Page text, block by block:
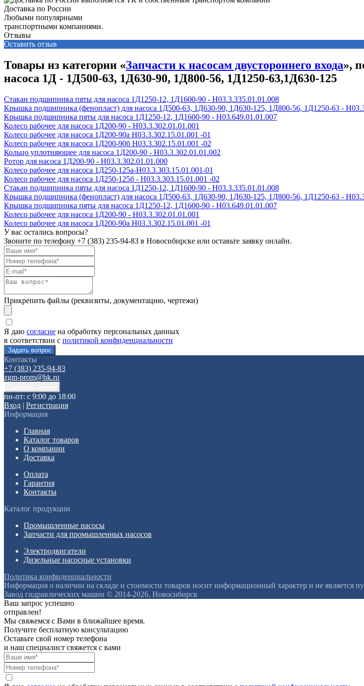
Доставка по России
Любыми популярными
транспортными компаниями.
Отзывы
Оставить отзыв
Товары из категории «Запчасти к насосам двустороннего входа»,
насоса 1Д - 1Д500-63, 1Д630-90, 1Д800-56, 1Д1250-63,1Д630-125
Стакан подшипника пяты для насоса 1Д1250-12, 1Д1600-90 - Н03.3.335.01.01.008
Крышка подшипника (фенопласт) для насоса 1Д500-63, 1Д630-90, 1Д630-125, 1Д800-56, 1Д1250-63 -
Крышка подшипника пяты для насоса 1Д1250-12, 1Д1600-90 - Н03.649.01.01.007
Колесо рабочее для насоса 1Д200-90 - H03.3.302.01.01.001
Колесо рабочее для насоса 1Д200-90а H03.3.302.15.01.001 -01
Колесо рабочее для насоса 1Д200-90б H03.3.302.15.01.001 -02
Кольцо уплотняющее для насоса 1Д200-90 - Н03.3.302.01.01.002
Ротор для насоса 1Д200-90 - Н03.3.302.01.01.000
Колесо рабочее для насоса 1Д250-125а-Н03.3.303.15.01.001-01
Колесо рабочее для насоса 1Д250-125б - Н03.3.303.15.01.001 -02
Стакан подшипника пяты для насоса 1Д1250-12, 1Д1600-90 - Н03.3.335.01.01.008
Крышка подшипника (фенопласт) для насоса 1Д500-63, 1Д630-90, 1Д630-125, 1Д800-56, 1Д1250-63 -
Крышка подшипника пяты для насоса 1Д1250-12, 1Д1600-90 - Н03.649.01.01.007
Колесо рабочее для насоса 1Д200-90 - H03.3.302.01.01.001
Колесо рабочее для насоса 1Д200-90а H03.3.302.15.01.001 -01
У вас остались вопросы?
Звоните по телефону +7 (383) 235-94-83 в Новосибирске или оставьте заявку онлайн.
Прикрепить файлы (реквизиты, документацию, чертежи)
Я даю согласие на обработку персональных данных
в соответствии с политикой конфиденциальности
Контакты
+7 (383) 235-94-83
zgm-prom@bk.ru
пн-пт: с 9:00 до 18:00
Вход | Регистрация
Информация
Главная
Каталог товаров
О компании
Доставка
Оплата
Гарантия
Контакты
Каталог продукции
Промышленные насосы
Запчасти для промышленных насосов
Электродвигатели
Дизельные насосные установки
Политика конфиденциальности
Информация о наличии на складе и стоимости товаров носит информационный характер и не является
Завод гидравлических машин © 2014-2026, Новосибирск
Ваш запрос успешно
отправлен!
Мы свяжемся с Вами в ближайшее время.
Получите бесплатную консультацию
Оставьте свой номер телефона
и наш специалист свяжется с вами